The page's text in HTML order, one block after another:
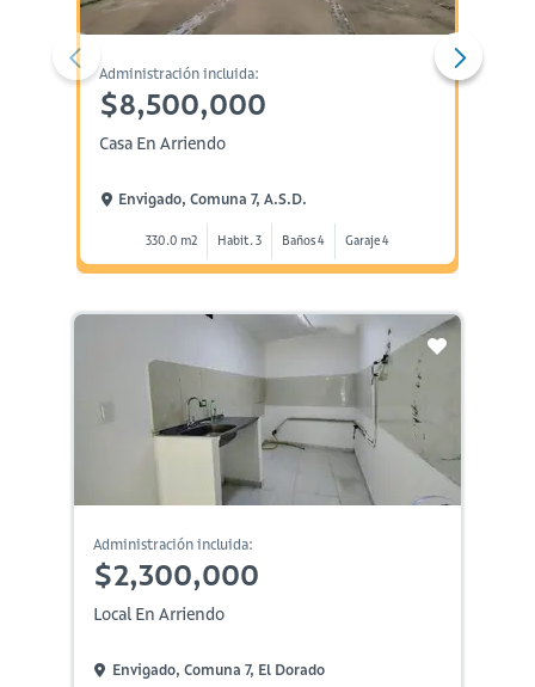
Administración incluida:
$8,500,000
Casa En Arriendo
Envigado, Comuna 7, A.s.d.
330.0 m2 Habit. 3 Baños 4 Garaje 4
Administración incluida:
$2,300,000
Local En Arriendo
Envigado, Comuna 7, El Dorado